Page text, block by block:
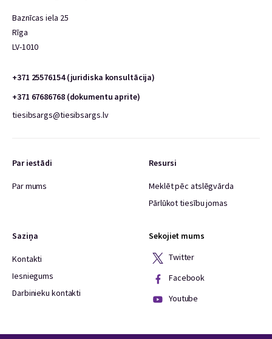
Baznīcas iela 25
Rīga
LV-1010
+371 25576154 (juridiska konsultācija)
+371 67686768 (dokumentu aprite)
tiesibsargs@tiesibsargs.lv
Par iestādi
Par mums
Resursi
Meklēt pēc atslēgvārda
Pārlūkot tiesību jomas
Saziņa
Kontakti
Iesniegums
Darbinieku kontakti
Sekojiet mums
Twitter
Facebook
Youtube